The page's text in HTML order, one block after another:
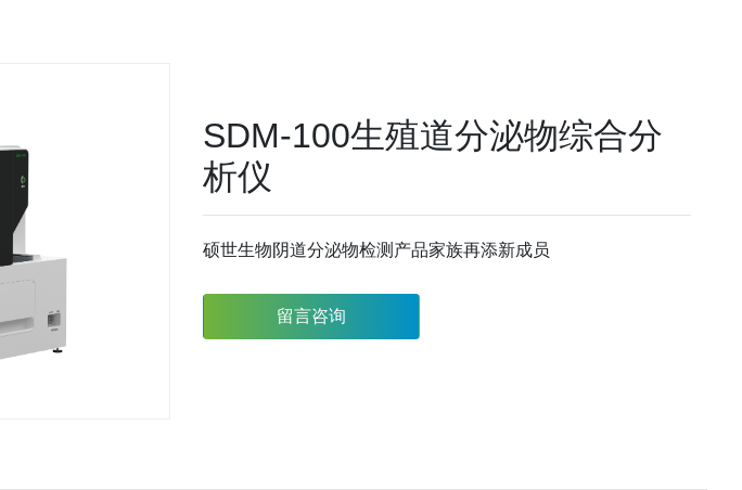
SDM-100生殖道分泌物综合分
析仪
硕世生物阴道分泌物检测产品家族再添新成员
留言咨询